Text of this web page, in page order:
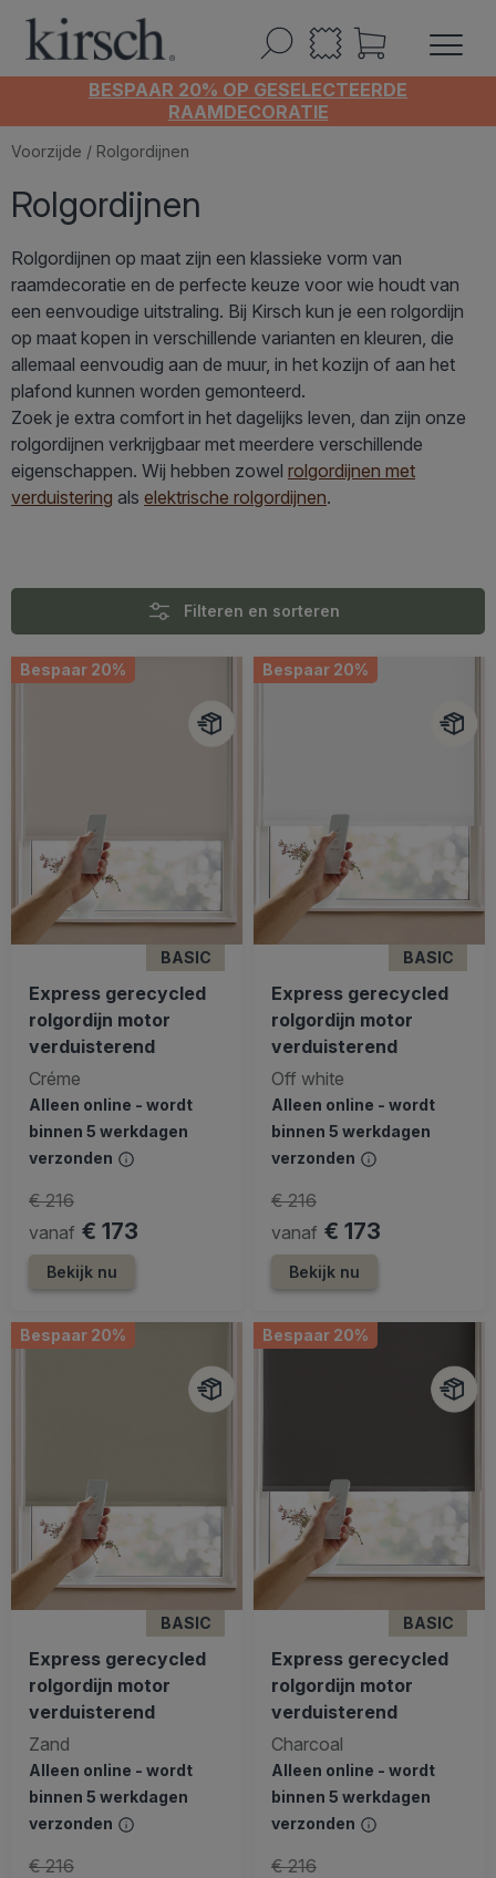
BESPAAR 20% OP GESELECTEERDE
RAAMDECORATIE
Voorzijde / Rolgordijnen
Rolgordijnen
Rolgordijnen op maat zijn een klassieke vorm van
raamdecoratie en de perfecte keuze voor wie houdt van
een eenvoudige uitstraling. Bij Kirsch kun je een rolgordijn
op maat kopen in verschillende varianten en kleuren, die
allemaal eenvoudig aan de muur, in het kozijn of aan het
plafond kunnen worden gemonteerd.
Zoek je extra comfort in het dagelijks leven, dan zijn onze
rolgordijnen verkrijgbaar met meerdere verschillende
eigenschappen. Wij hebben zowel rolgordijnen met
verduistering als elektrische rolgordijnen.
Filteren en sorteren
Bespaar 20%
BASIC
Express gerecycled
rolgordijn motor
verduisterend
Créme
Alleen online - wordt
binnen 5 werkdagen
verzonden
vanaf € 173
€ 216
Bekijk nu
Bespaar 20%
BASIC
Express gerecycled
rolgordijn motor
verduisterend
Off white
Alleen online - wordt
binnen 5 werkdagen
verzonden
vanaf € 173
€ 216
Bekijk nu
Bespaar 20%
BASIC
Express gerecycled
rolgordijn motor
verduisterend
Zand
Alleen online - wordt
binnen 5 werkdagen
verzonden
€ 216
Bespaar 20%
BASIC
Express gerecycled
rolgordijn motor
verduisterend
Charcoal
Alleen online - wordt
binnen 5 werkdagen
verzonden
€ 216